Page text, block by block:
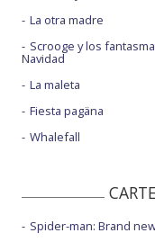
La otra madre
Scrooge y los
Navidad
La maleta
Fiesta pagäna
Whalefall
Spider-man: Brand